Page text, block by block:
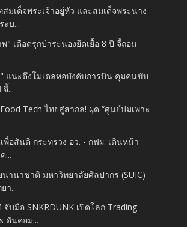
มเด็จพระเจ้าอยู่หัว และสมเด็จพระนาง
ะบ...
" เดือดรุกป่าระนองยืดเยื้อ 8 ปี จี้ถอน
แนะดึงโมเดลหอบังคับการบิน คุมคนขับ
จี้...
Tech ไทยสู่สากล! ผุด “ศูนย์บ่มเพาะ
พื่อสันติ กระทรวง อว. - กฟผ. เดินหน้า
...
นานาชาติ มหาวิทยาลัยศิลปากร (SUIC)
า...
จับมือ SNKRDUNK เปิดโลก Trading
ดันคอม...